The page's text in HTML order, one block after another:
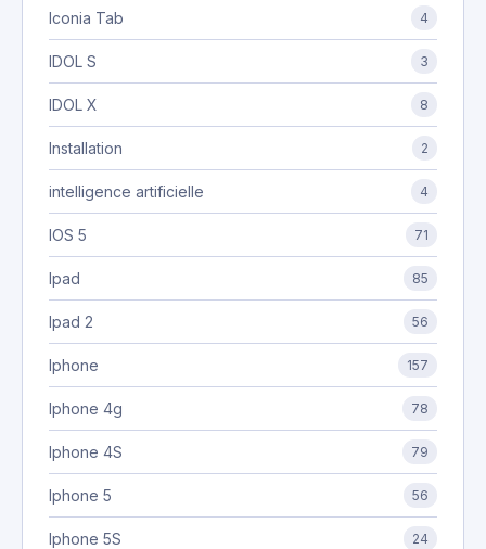
Iconia Tab 4
IDOL S 3
IDOL X 8
Installation 2
intelligence artificielle 4
IOS 5 71
Ipad 85
Ipad 2 56
Iphone 157
Iphone 4g 78
Iphone 4S 79
Iphone 5 56
Iphone 5S 24